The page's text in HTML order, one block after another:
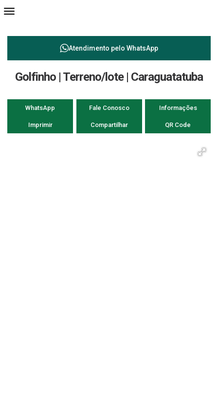
Atendimento pelo WhatsApp
Golfinho | Terreno/lote | Caraguatatuba
WhatsApp Fale Conosco Informações
Imprimir Compartilhar QR Code